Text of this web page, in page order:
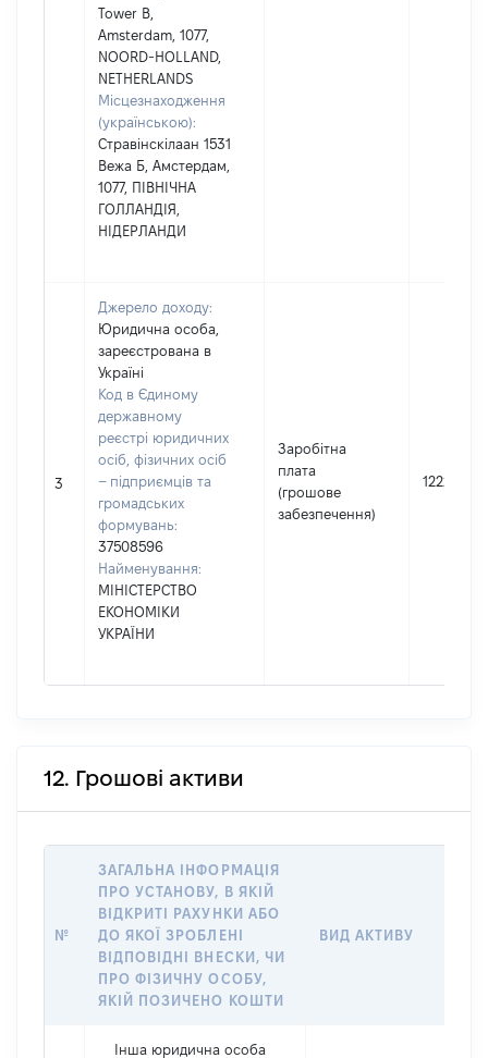
Tower B,
Amsterdam, 1077,
NOORD-HOLLAND,
NETHERLANDS
Місцезнаходження
(українською):
Стравінскілаан 1531
Вежа Б, Амстердам,
1077, ПІВНІЧНА
ГОЛЛАНДІЯ,
НІДЕРЛАНДИ
3
Джерело доходу:
Юридична особа,
зареєстрована в
Україні
Код в Єдиному
державному
реєстрі юридичних
осіб, фізичних осіб
– підприємців та
громадських
формувань:
37508596
Найменування:
МІНІСТЕРСТВО
ЕКОНОМІКИ
УКРАЇНИ
Заробітна
плата
(грошове
забезпечення)
1222941
12. Грошові активи
№
ЗАГАЛЬНА ІНФОРМАЦІЯ
ПРО УСТАНОВУ, В ЯКІЙ
ВІДКРИТІ РАХУНКИ АБО
ДО ЯКОЇ ЗРОБЛЕНІ
ВІДПОВІДНІ ВНЕСКИ, ЧИ
ПРО ФІЗИЧНУ ОСОБУ,
ЯКІЙ ПОЗИЧЕНО КОШТИ
ВИД АКТИВУ
Інша юридична особа